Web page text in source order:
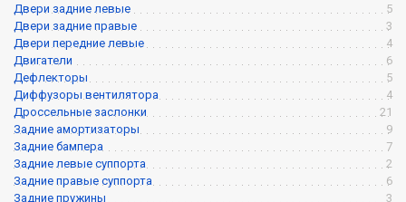
Двери задние левые
5
Двери задние правые
3
Двери передние левые
4
Двигатели
6
Дефлекторы
5
Диффузоры вентилятора
4
Дроссельные заслонки
21
Задние амортизаторы
9
Задние бампера
7
Задние левые суппорта
2
Задние правые суппорта
6
Задние пружины
3